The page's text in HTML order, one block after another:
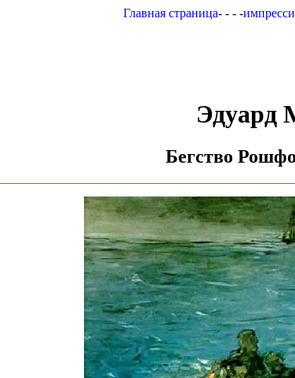
Главная страница- - - -
Эдуард
Бегство